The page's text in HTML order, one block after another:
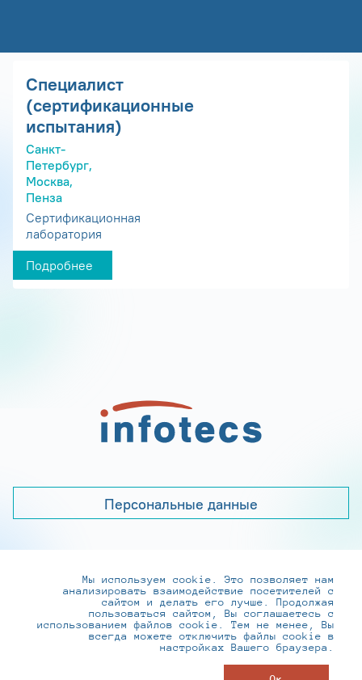
Специалист
(сертификационные
испытания)
Санкт-
Петербург,
Москва,
Пенза
Сертификационная
лаборатория
Подробнее
Персональные данные
+7 (495) 737-6192, 8-800-250-0-260
practice@infotecs.ru,hr@infotecs.ru
127273, г. Москва, Отрадная ул., 2Б строение 1
Мы используем cookie. Это позволяет нам
анализировать взаимодействие посетителей с
сайтом и делать его лучше. Продолжая
пользоваться сайтом, Вы соглашаетесь с
использованием файлов cookie. Тем не менее, Вы
всегда можете отключить файлы cookie в
настройках Вашего браузера.